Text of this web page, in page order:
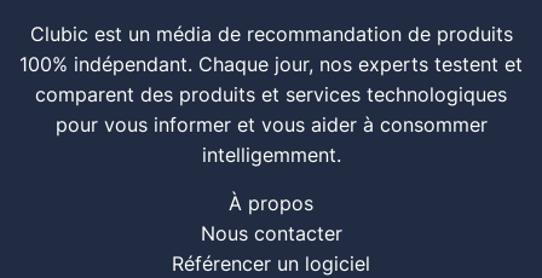
Clubic est un média de recommandation de produits
100% indépendant. Chaque jour, nos experts testent et
comparent des produits et services technologiques
pour vous informer et vous aider à consommer
intelligemment.
À propos
Nous contacter
Référencer un logiciel